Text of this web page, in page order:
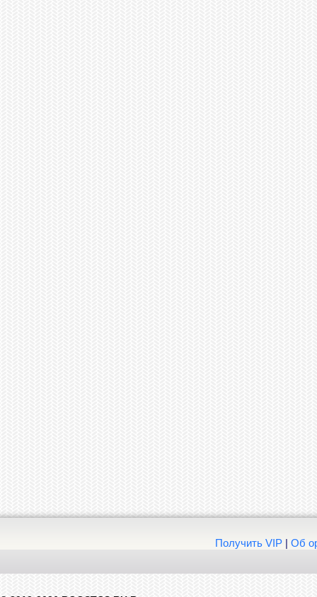
Получить VIP| Об